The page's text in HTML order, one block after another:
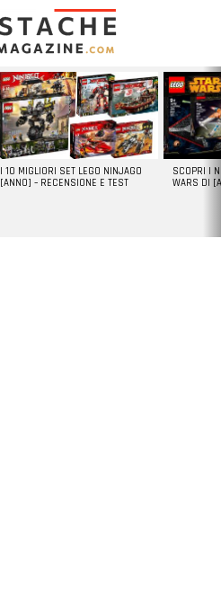
I 10 MIGLIORI SET LEGO NINJAGO
[ANNO] – RECENSIONE E TEST
SCOPRI I
WARS DI